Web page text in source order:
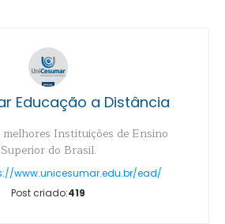
Educação a Distância
Instituições de Ensino
Superior do Brasil.
www.unicesumar.edu.br/ead/
Post criado:419